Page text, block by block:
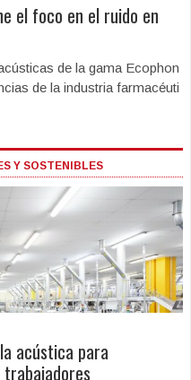
el foco en el ruido en
de la gama Ecophon
de la industria farmacéuti
Y SOSTENIBLES
acústica para